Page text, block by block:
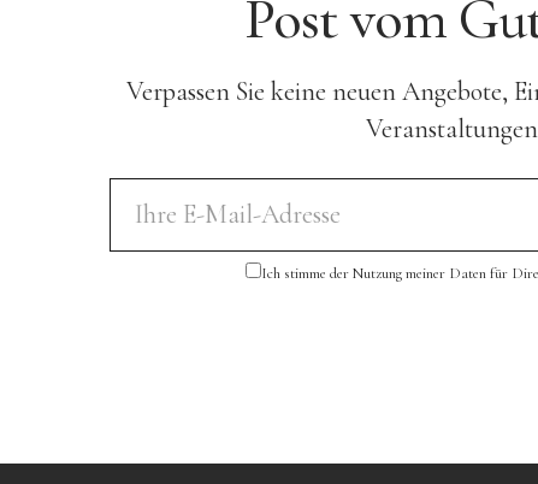
Post vom
Verpassen Sie keine neuen Angebote,
Ich stimme der Nutzung meiner Daten für